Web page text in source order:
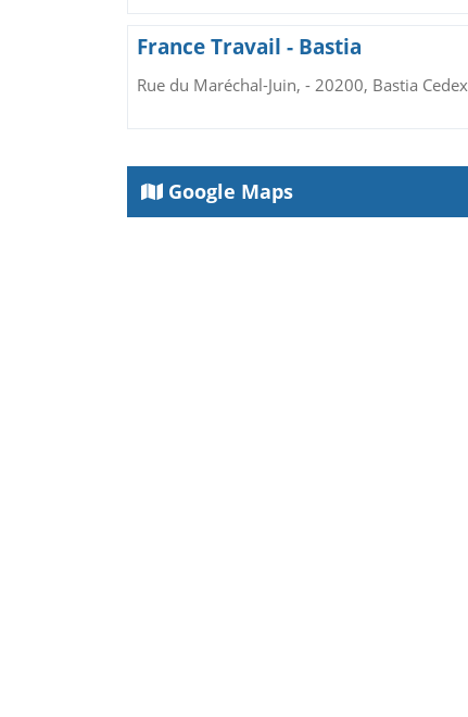
France Travail - Bastia
Rue du Maréchal-Juin, - 20200, Bastia Cedex
Google Maps